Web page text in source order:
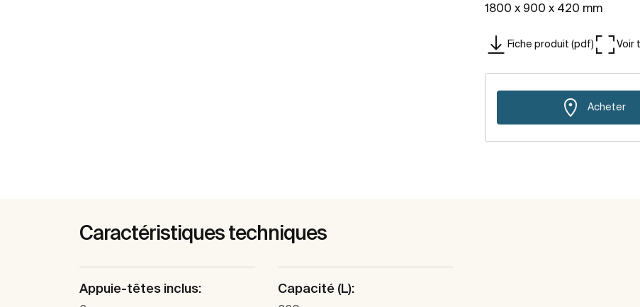
1800 x 900 x 420 mm
Fiche produit (pdf) Voir
Acheter
Caractéristiques techniques
Appuie-têtes inclus: Capacité (L):